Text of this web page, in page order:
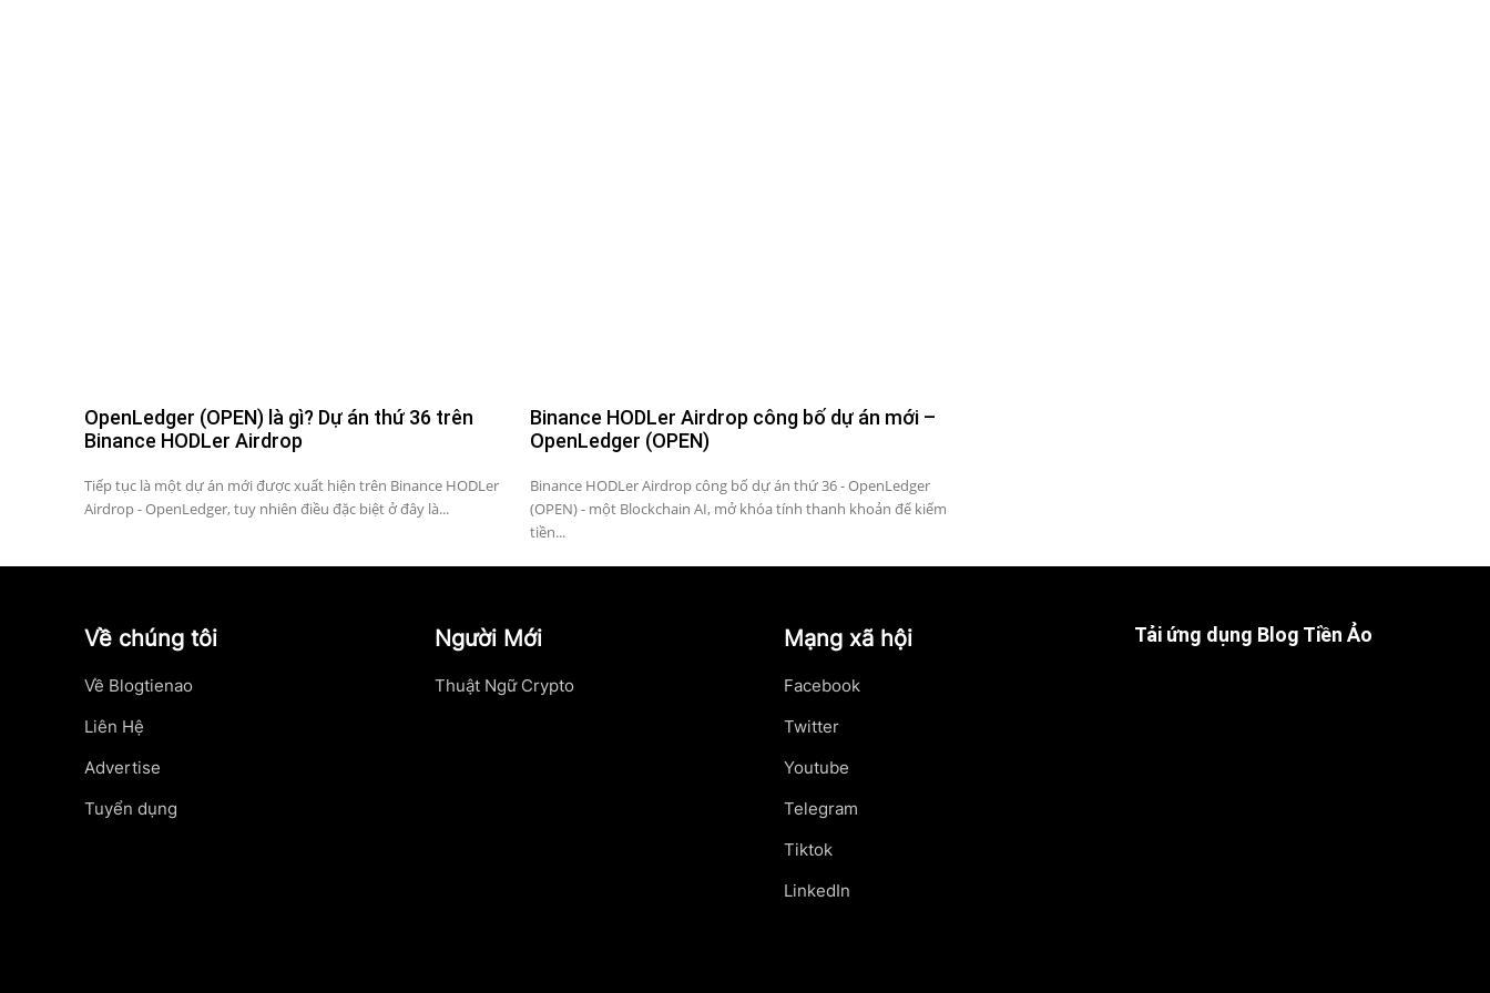
OpenLedger (OPEN) là gì? Dự án thứ 36 trên
Binance HODLer Airdrop
Tiếp tục là một dự án mới được xuất hiện trên Binance HODLer
Airdrop - OpenLedger, tuy nhiên điều đặc biệt ở đây là...
Binance HODLer Airdrop công bố dự án mới –
OpenLedger (OPEN)
Binance HODLer Airdrop công bố dự án thứ 36 - OpenLedger
(OPEN) - một Blockchain AI, mở khóa tính thanh khoản để kiếm
tiền...
Về chúng tôi
Về Blogtienao
Liên Hệ
Advertise
Tuyển dụng
Người Mới
Thuật Ngữ Crypto
Mạng xã hội
Facebook
Twitter
Youtube
Telegram
Tiktok
LinkedIn
Tải ứng dụng Blog Tiền Ảo